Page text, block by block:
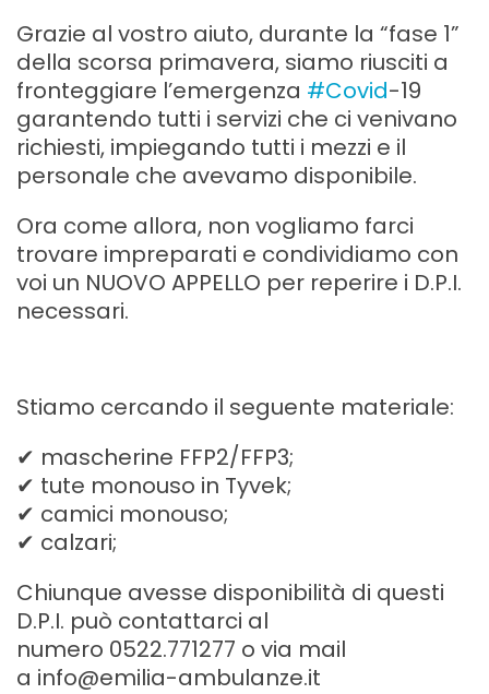
Grazie al vostro aiuto, durante la “fase 1”
della scorsa primavera, siamo riusciti a
fronteggiare l’emergenza #Covid-19
garantendo tutti i servizi che ci venivano
richiesti, impiegando tutti i mezzi e il
personale che avevamo disponibile.
Ora come allora, non vogliamo farci
trovare impreparati e condividiamo con
voi un NUOVO APPELLO per reperire i D.P.I.
necessari.
Stiamo cercando il seguente materiale:
✔ mascherine FFP2/FFP3;
✔ tute monouso in Tyvek;
✔ camici monouso;
✔ calzari;
Chiunque avesse disponibilità di questi
D.P.I. può contattarci al
numero 0522.771277 o via mail
a info@emilia-ambulanze.it